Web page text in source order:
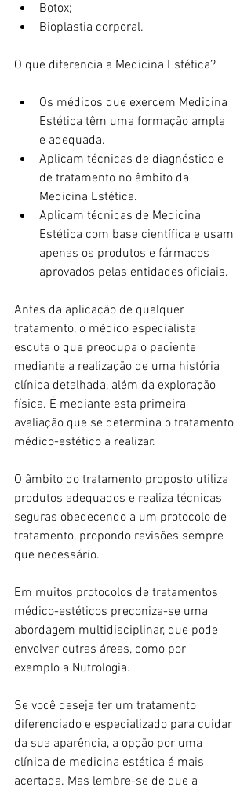
Botox;
Bioplastia corporal.
O que diferencia a Medicina Estética?
Os médicos que exercem Medicina
Estética têm uma formação ampla
e adequada.
Aplicam técnicas de diagnóstico e
de tratamento no âmbito da
Medicina Estética.
Aplicam técnicas de Medicina
Estética com base científica e usam
apenas os produtos e fármacos
aprovados pelas entidades oficiais.
Antes da aplicação de qualquer
tratamento, o médico especialista
escuta o que preocupa o paciente
mediante a realização de uma história
clínica detalhada, além da exploração
física. É mediante esta primeira
avaliação que se determina o tratamento
médico-estético a realizar.
O âmbito do tratamento proposto utiliza
produtos adequados e realiza técnicas
seguras obedecendo a um protocolo de
tratamento, propondo revisões sempre
que necessário.
Em muitos protocolos de tratamentos
médico-estéticos preconiza-se uma
abordagem multidisciplinar, que pode
envolver outras áreas, como por
exemplo a Nutrologia.
Se você deseja ter um tratamento
diferenciado e especializado para cuidar
da sua aparência, a opção por uma
clínica de medicina estética é mais
acertada. Mas lembre-se de que a